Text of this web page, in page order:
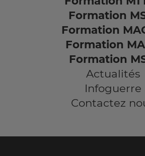
Formation
Formation
Formation
Formation
Actualités
Infoguerre
Contactez